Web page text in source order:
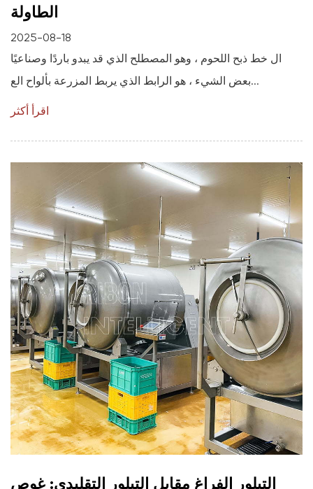
الطاولة
2025-08-18
ال خط ذبح اللحوم ، وهو المصطلح الذي قد يبدو باردًا وصناعيًا
بعض الشيء ، هو الرابط الذي يربط المزرعة بألواح الع...
اقرأ أكثر
التبلور الفراغ مقابل التبلور التقليدي: غوص